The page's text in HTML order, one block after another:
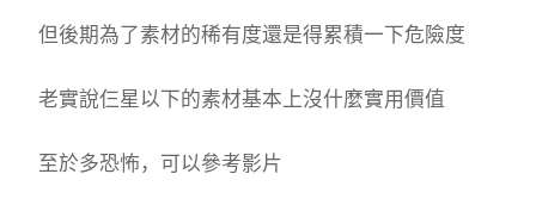
但後期為了素材的稀有度還是得累積一下危險度
老實說仨星以下的素材基本上沒什麼實用價值
至於多恐怖，可以參考影片